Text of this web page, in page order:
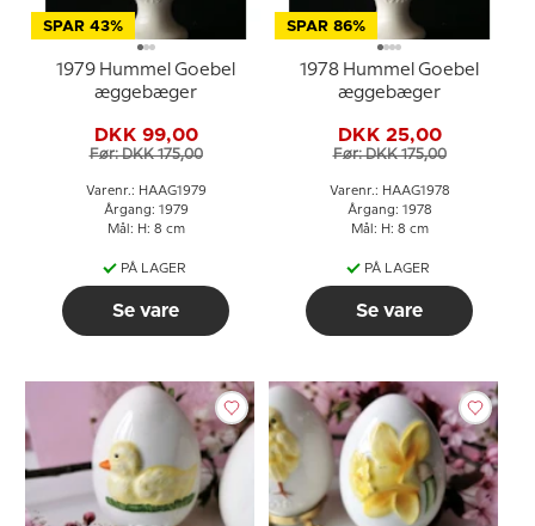
SPAR 43%
1979 Hummel Goebel
æggebæger
DKK 99,00
Før: DKK 175,00
Varenr.: HAAG1979
Årgang: 1979
Mål: H: 8 cm
PÅ LAGER
Se vare
SPAR 86%
1978 Hummel Goebel
æggebæger
DKK 25,00
Før: DKK 175,00
Varenr.: HAAG1978
Årgang: 1978
Mål: H: 8 cm
PÅ LAGER
Se vare